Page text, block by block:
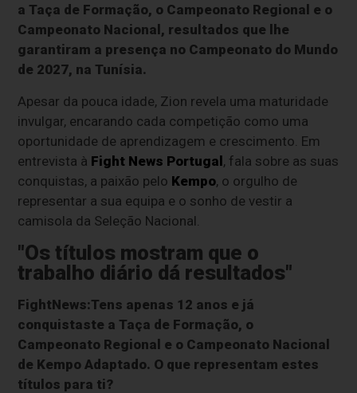
a Taça de Formação, o Campeonato Regional e o
Campeonato Nacional, resultados que lhe
garantiram a presença no Campeonato do Mundo
de 2027, na Tunísia.
Apesar da pouca idade, Zion revela uma maturidade
invulgar, encarando cada competição como uma
oportunidade de aprendizagem e crescimento. Em
entrevista à Fight News Portugal, fala sobre as suas
conquistas, a paixão pelo Kempo, o orgulho de
representar a sua equipa e o sonho de vestir a
camisola da Seleção Nacional.
"Os títulos mostram que o
trabalho diário dá resultados"
FightNews:Tens apenas 12 anos e já
conquistaste a Taça de Formação, o
Campeonato Regional e o Campeonato Nacional
de Kempo Adaptado. O que representam estes
títulos para ti?